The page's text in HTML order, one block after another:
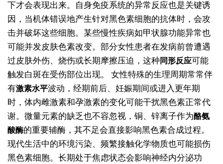
下才会表现出来。自身免疫系统的异常反应也是关键诱
因，当机体错误地产生针对黑色素细胞的抗体时，会攻
击并破坏这些细胞。某些慢性疾病如甲状腺功能异常也
可能并发皮肤色素改变。部分女性患者在发病前曾遭遇
过皮肤外伤、烧伤或长期摩擦压迫，这种 同形反应可能
触发白斑在受伤部位出现。
女性特殊的生理周期常常伴
有激素水平波动，经期前后、妊娠期间或进入更年期
时，体内雌激素和孕激素的变化可能干扰黑色素正常代
谢。微量元素的缺乏也不容忽视，铜、锌离子作为酪氨
酸酶的重要辅酶，其不足会直接影响黑色素合成过程。
现代生活中的环境污染、频繁接触化学物质也可能损伤
黑色素细胞。长期处于焦虑状态会影响神经内分泌功